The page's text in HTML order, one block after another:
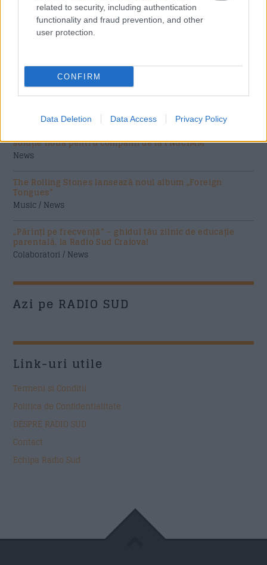
related to security, including authentication
functionality and fraud prevention, and other
user protection.
CONFIRM
Data Deletion Data Access Privacy Policy
Costumul alb purtat de John Travolta în „Saturday Night
Fever”, scos la licitație
soluție nouă pentru companii de la FNGCIMM
News
The Rolling Stones lansează noul album „Foreign
Tongues”
Music / News
„Părinți pe frecvență” – ghidul tău zilnic de educație
parentală, la Radio Sud Craiova!
Colaboratori / News
Azi pe RADIO SUD
Link-uri utile
Termeni si Conditii
Politica de Confidentialitate
DESPRE RADIO SUD
Contact
Echipa Radio Sud